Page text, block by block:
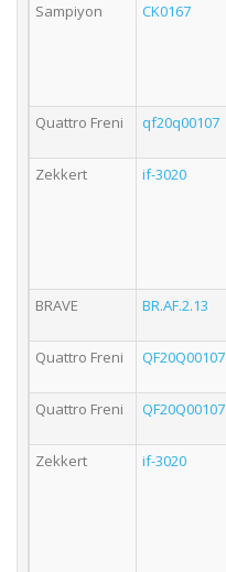
Sampiyon CK0167
Quattro Freni
qf20q00107
Zekkert if-3020
BRAVE
BR.AF.2.13
Quattro Freni
QF20Q00107
Quattro Freni QF20Q00107
Zekkert if-3020